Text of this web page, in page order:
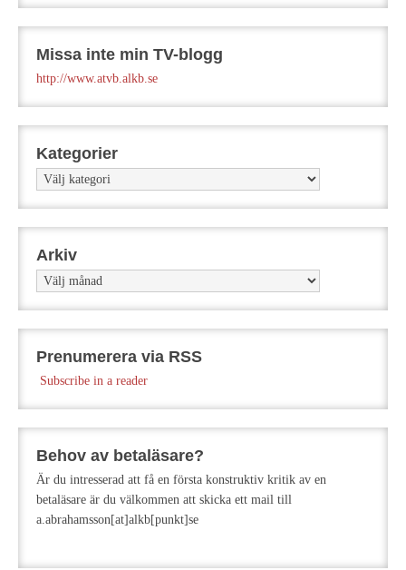
Missa inte min TV-blogg
http://www.atvb.alkb.se
Kategorier
Kategorier
Arkiv
Arkiv
Prenumerera via RSS
Subscribe in a reader
Behov av betaläsare?
Är du intresserad att få en första konstruktiv kritik av en
betaläsare är du välkommen att skicka ett mail till
a.abrahamsson[at]alkb[punkt]se